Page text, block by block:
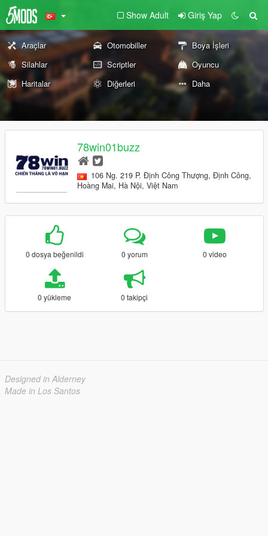
Show Adult Giriş Yap
Araçlar Otomobiller
Boya İşleri
Silahlar
Scriptler
Oyuncu
Haritalar
Diğerleri Daha
78win01buzz
106 Ng. 219 P. Định Công Thượng, Định Công,
Hoàng Mai, Hà Nội, Việt Nam
0 dosya beğenildi 0 yorum 0 video
0 yükleme 0 takipçi
Designed in Alderney
Made in Los Santos